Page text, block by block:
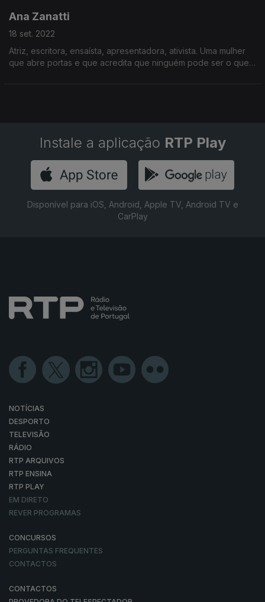
Ana Zanatti
18 set. 2022
Atriz, escritora, ensaísta, apresentadora, ativista. Uma mulher
que abre portas e que acredita que ninguém pode ser o que
Instale a aplicação RTP Play
Disponível para iOS, Android, Apple TV, Android TV e
CarPlay
NOTÍCIAS
DESPORTO
TELEVISÃO
RÁDIO
RTP ARQUIVOS
RTP ENSINA
RTP PLAY
EM DIRETO
REVER PROGRAMAS
CONCURSOS
PERGUNTAS FREQUENTES
CONTACTOS
CONTACTOS